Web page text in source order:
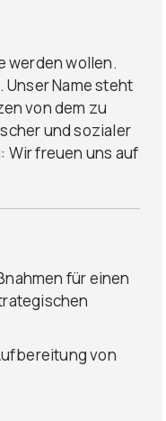
werden wollen.
Unser Name steht
von dem zu
und sozialer
Wir freuen uns auf
für einen
von